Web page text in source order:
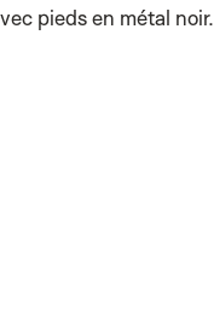
pieds en métal noir.